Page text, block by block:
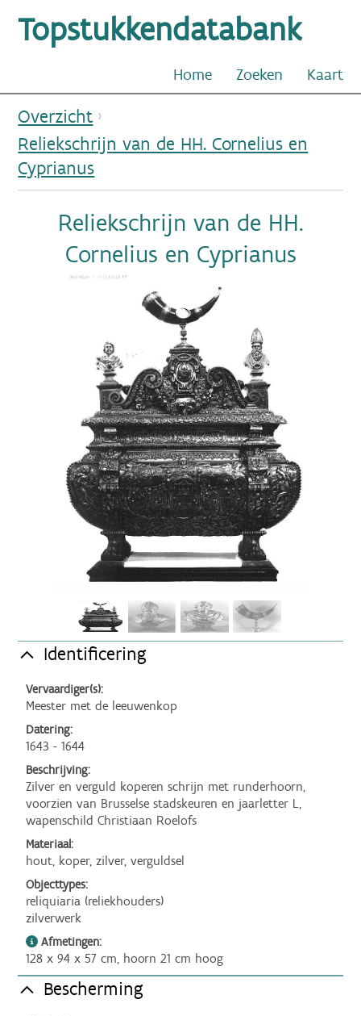
Topstukkendatabank
Kaart
Zoeken
Home
Overzicht
Reliekschrijn van de HH. Cornelius en
Cyprianus
Reliekschrijn van de HH.
Cornelius en Cyprianus
Identificering
Vervaardiger(s):
Meester met de leeuwenkop
Datering:
1643 - 1644
Beschrijving:
Zilver en verguld koperen schrijn met runderhoorn,
voorzien van Brusselse stadskeuren en jaarletter L,
wapenschild Christiaan Roelofs
Materiaal:
hout, koper, zilver, verguldsel
Objecttypes:
reliquiaria (reliekhouders)
zilverwerk
Afmetingen:
128 x 94 x 57 cm, hoorn 21 cm hoog
Bescherming